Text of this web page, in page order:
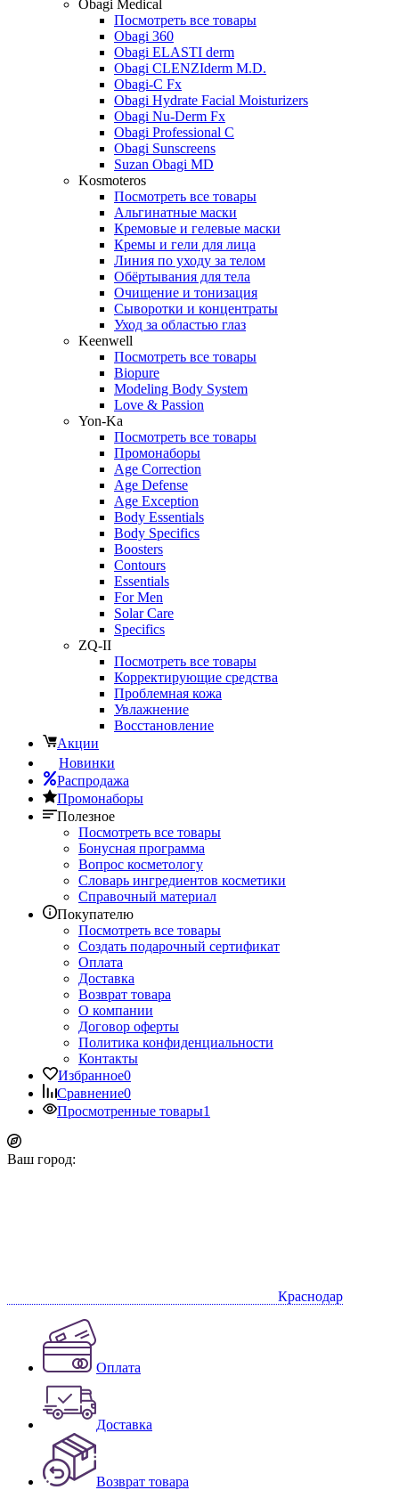
Obagi Medical
Посмотреть все товары
Obagi 360
Obagi ELASTI derm
Obagi CLENZIderm M.D.
Obagi-C Fx
Obagi Hydrate Facial Moisturizers
Obagi Nu-Derm Fx
Obagi Professional C
Obagi Sunscreens
Suzan Obagi MD
Kosmoteros
Посмотреть все товары
Альгинатные маски
Кремовые и гелевые маски
Кремы и гели для лица
Линия по уходу за телом
Обёртывания для тела
Очищение и тонизация
Сыворотки и концентраты
Уход за областью глаз
Keenwell
Посмотреть все товары
Biopure
Modeling Body System
Love & Passion
Yon-Ka
Посмотреть все товары
Промонаборы
Age Correction
Age Defense
Age Exception
Body Essentials
Body Specifics
Boosters
Contours
Essentials
For Men
Solar Care
Specifics
ZQ-II
Посмотреть все товары
Корректирующие средства
Проблемная кожа
Увлажнение
Восстановление
Акции
Новинки
Распродажа
Промонаборы
Полезное
Посмотреть все товары
Бонусная программа
Вопрос косметологу
Словарь ингредиентов косметики
Справочный материал
Покупателю
Посмотреть все товары
Создать подарочный сертификат
Оплата
Доставка
Возврат товара
О компании
Договор оферты
Политика конфиденциальности
Контакты
Избранное0
Сравнение0
Просмотренные товары1
Ваш город:
Краснодар
Оплата
Доставка
Возврат товара